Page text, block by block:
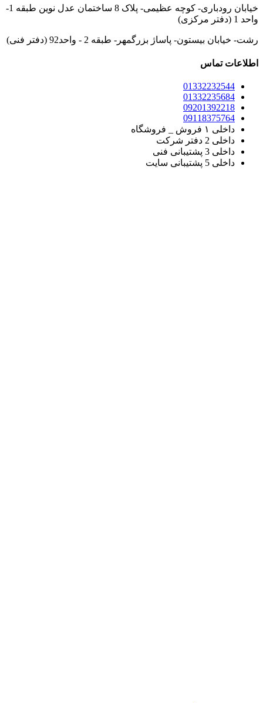
خیابان رودباری- کوچه عظیمی- پلاک 8 ساختمان عدل نوین طبقه 1-
واحد 1 (دفتر مرکزی)
رشت- خیابان بیستون- پاساژ بزرگمهر- طبقه 2 - واحد92 (دفتر فنی)
اطلاعات تماس
01332232544
01332235684
09201392218
09118375764
داخلی ۱ فروش _ فروشگاه
داخلی 2 دفتر شرکت
داخلی 3 پشتیبانی فنی
داخلی 5 پشتیبانی سایت